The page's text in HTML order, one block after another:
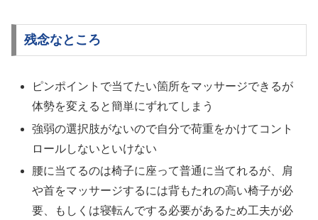
残念なところ
ピンポイントで当てたい箇所をマッサージできるが
体勢を変えると簡単にずれてしまう
強弱の選択肢がないので自分で荷重をかけてコント
ロールしないといけない
腰に当てるのは椅子に座って普通に当てれるが、肩
や首をマッサージするには背もたれの高い椅子が必
要、もしくは寝転んでする必要があるため工夫が必